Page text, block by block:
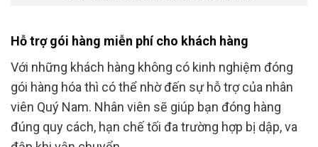
Hỗ trợ gói hàng miễn phí cho khách hàng
Với những khách hàng không có kinh nghiệm đóng
gói hàng hóa thì có thể nhờ đến sự hỗ trợ của nhân
viên Quý Nam. Nhân viên sẽ giúp bạn đóng hàng
đúng quy cách, hạn chế tối đa trường hợp bị dập, va